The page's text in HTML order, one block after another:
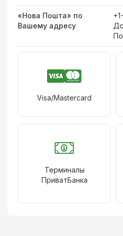
«Нова Пошта» по
Вашему адресу
Visa/Mastercard
Терминалы
ПриватБанка